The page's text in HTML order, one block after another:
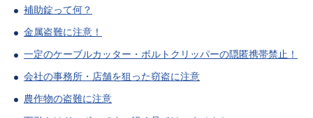
補助錠って何？
金属盗難に注意！
一定のケーブルカッター・ボルトクリッパーの隠匿携帯禁止！
会社の事務所・店舗を狙った窃盗に注意
農作物の盗難に注意